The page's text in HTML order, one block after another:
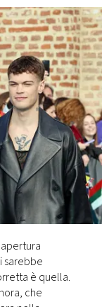
sarebbe
è quella.
che